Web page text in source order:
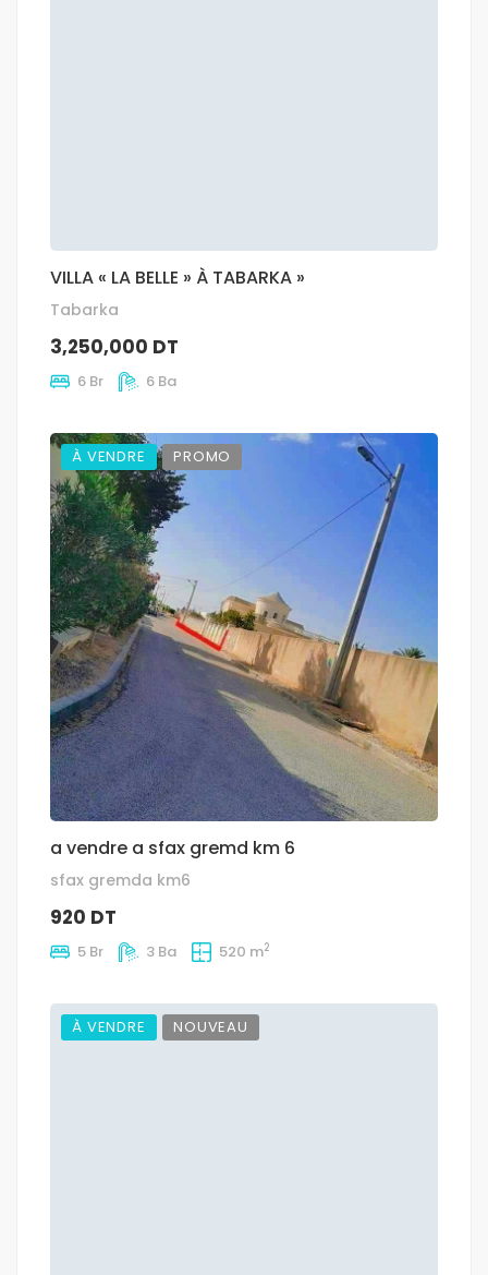
VILLA « LA BELLE » À TABARKA »
Tabarka
3,250,000 DT
6 Br 6 Ba
À VENDRE PROMO
a vendre a sfax gremd km 6
sfax gremda km6
920 DT
5 Br 3 Ba 520 m2
À VENDRE NOUVEAU